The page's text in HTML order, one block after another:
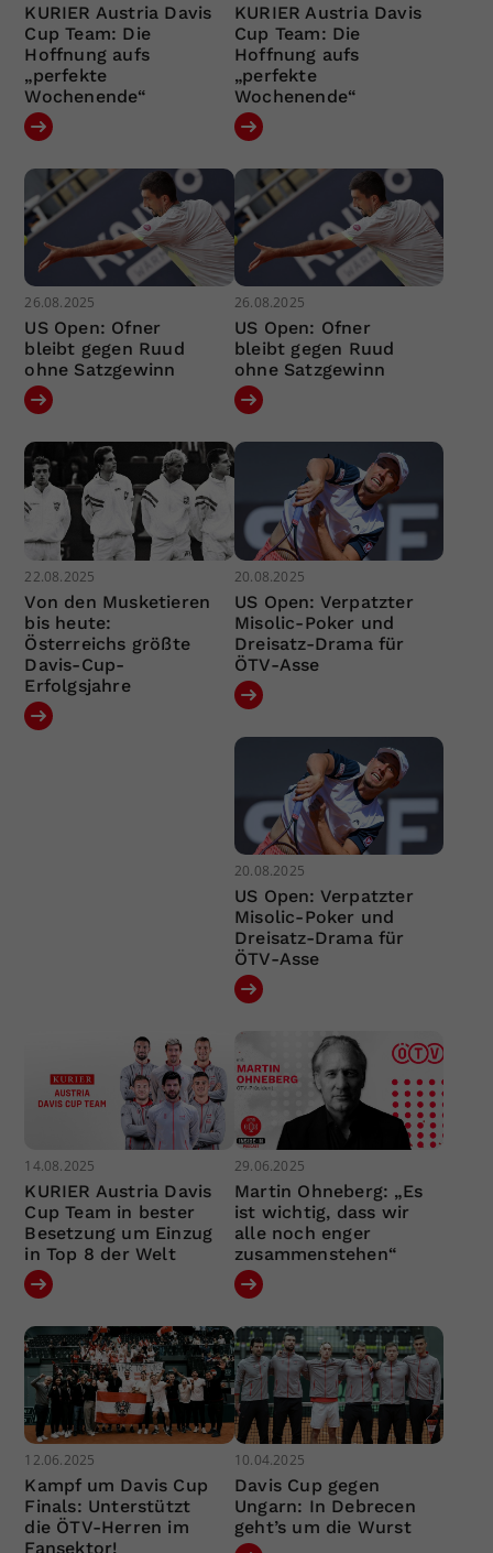
KURIER Austria Davis
Cup Team: Die
Hoffnung aufs
„perfekte
Wochenende“
KURIER Austria Davis
Cup Team: Die
Hoffnung aufs
„perfekte
Wochenende“
26.08.2025
US Open: Ofner
bleibt gegen Ruud
ohne Satzgewinn
26.08.2025
US Open: Ofner
bleibt gegen Ruud
ohne Satzgewinn
22.08.2025
Von den Musketieren
bis heute:
Österreichs größte
Davis-Cup-
Erfolgsjahre
20.08.2025
US Open: Verpatzter
Misolic-Poker und
Dreisatz-Drama für
ÖTV-Asse
20.08.2025
US Open: Verpatzter
Misolic-Poker und
Dreisatz-Drama für
ÖTV-Asse
14.08.2025
KURIER Austria Davis
Cup Team in bester
Besetzung um Einzug
in Top 8 der Welt
29.06.2025
Martin Ohneberg: „Es
ist wichtig, dass wir
alle noch enger
zusammenstehen“
12.06.2025
Kampf um Davis Cup
Finals: Unterstützt
die ÖTV-Herren im
Fansektor!
10.04.2025
Davis Cup gegen
Ungarn: In Debrecen
geht’s um die Wurst